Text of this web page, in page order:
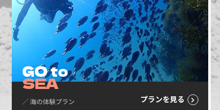
GO to
SEA
／ 海の体験プラン プランを見る